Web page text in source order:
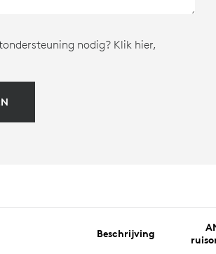
nodig? Klik hier,
Beschrijving